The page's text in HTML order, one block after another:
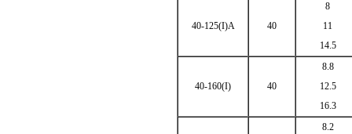
40-125(I)A 40
8
11
14.5
40-160(I) 40
8.8
12.5
16.3
8.2